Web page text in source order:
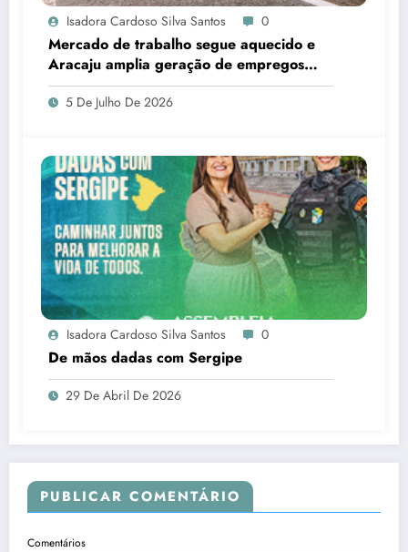
Isadora Cardoso Silva Santos 0
Mercado de trabalho segue aquecido e
Aracaju amplia geração de empregos
formais
5 De Julho De 2026
Isadora Cardoso Silva Santos 0
De mãos dadas com Sergipe
29 De Abril De 2026
PUBLICAR COMENTÁRIO
Comentários